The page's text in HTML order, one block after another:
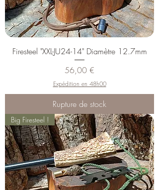
Firesteel "XXL-JU24-14" Diamètre 12.7mm
Prix
56,00 €
Expédition en 48h00
Rupture de stock
Big Firesteel !